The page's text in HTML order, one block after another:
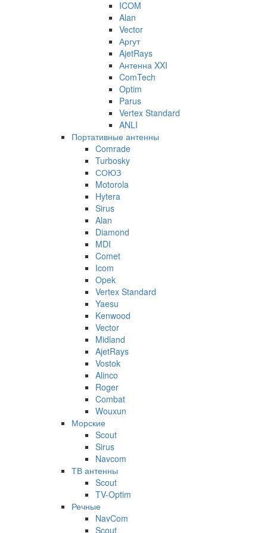
ICOM
Alan
Vector
Аргут
AjetRays
Антенна XXI
ComTech
Optim
Parus
Vertex Standard
ANLI
Портативные антенны
Comrade
Turbosky
СОЮЗ
Motorola
Hytera
Sirus
Alan
Diamond
MDI
Comet
Icom
Opek
Vertex Standard
Yaesu
Kenwood
Vector
Midland
AjetRays
Vostok
Alinco
Roger
Combat
Wouxun
Морские
Scout
Sirus
Navcom
ТВ антенны
Scout
TV-Optim
Речные
NavCom
Scout